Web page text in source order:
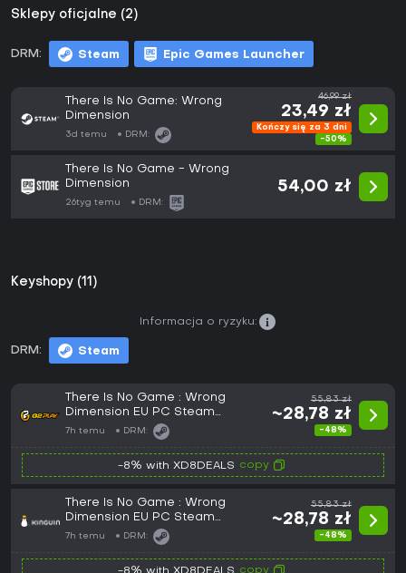
Sklepy oficjalne (2)
DRM: Steam Epic Games Launcher
There Is No Game: Wrong
Dimension
3d temu DRM:
46,99 zł
23,49 zł
Kończy się za 3 dni
-50%
There Is No Game - Wrong
Dimension
26tyg temu DRM:
54,00 zł
Keyshopy (11)
DRM: Steam
Informacja o ryzyku:
There Is No Game : Wrong
Dimension EU PC Steam
Altergift
7h temu DRM:
55,83 zł
~28,78 zł
-48%
-8% with XD8DEALS copy
There Is No Game : Wrong
Dimension EU PC Steam
Altergift
7h temu DRM:
55,83 zł
~28,78 zł
-48%
copy